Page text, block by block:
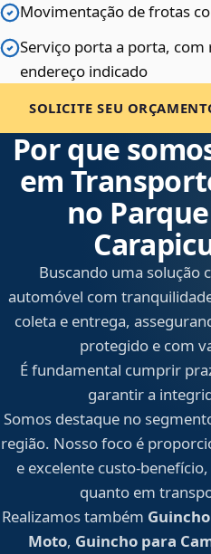
Movimentação de frotas
Serviço porta a porta,
endereço indicado
SOLICITE SEU
Por que
em
no
Buscando uma solução
automóvel com
coleta e entrega,
protegido e com
É fundamental cumprir
garantir a
Somos destaque no
região. Nosso foco é
e excelente custo-
quanto em
Realizamos também
Moto, Guincho para